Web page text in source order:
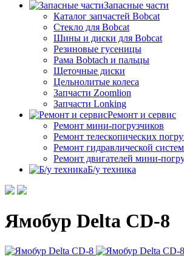
Запасные части
Каталог запчастей Bobcat
Стекло для Bobcat
Шины и диски для Bobcat
Резиновые гусеницы
Рама Bobtach и пальцы
Щеточные диски
Цельнолитые колеса
Запчасти Zoomlion
Запчасти Lonking
Ремонт и сервис
Ремонт мини-погрузчиков
Ремонт телескопических
Ремонт гидравлической
Ремонт двигателей мини-
Б/у техника
Ямобур Delta CD-8